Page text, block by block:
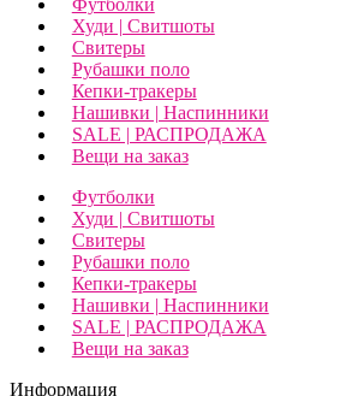
Футболки
Худи | Свитшоты
Свитеры
Рубашки поло
Кепки-тракеры
Нашивки | Наспинники
SALE | РАСПРОДАЖА
Вещи на заказ
Футболки
Худи | Свитшоты
Свитеры
Рубашки поло
Кепки-тракеры
Нашивки | Наспинники
SALE | РАСПРОДАЖА
Вещи на заказ
Информация